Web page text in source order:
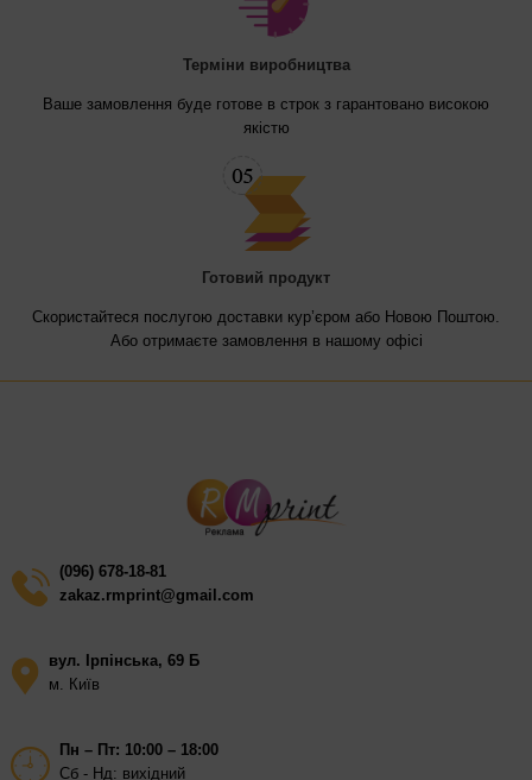
Терміни виробництва
Ваше замовлення буде готове в строк з гарантовано високою
якістю
Готовий продукт
Скористайтеся послугою доставки кур’єром або Новою Поштою.
Або отримаєте замовлення в нашому офісі
(096) 678-18-81
zakaz.rmprint@gmail.com
вул. Ірпінська, 69 Б
м. Київ
Пн – Пт: 10:00 – 18:00
Сб - Нд: вихідний